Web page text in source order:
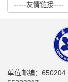
-----友情链接----
单位邮编：